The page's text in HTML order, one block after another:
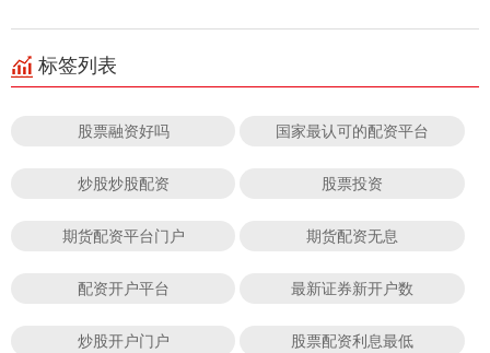
标签列表
股票融资好吗 国家最认可的配资平台
炒股炒股配资 股票投资
期货配资平台门户 期货配资无息
配资开户平台 最新证券新开户数
炒股开户门户 股票配资利息最低